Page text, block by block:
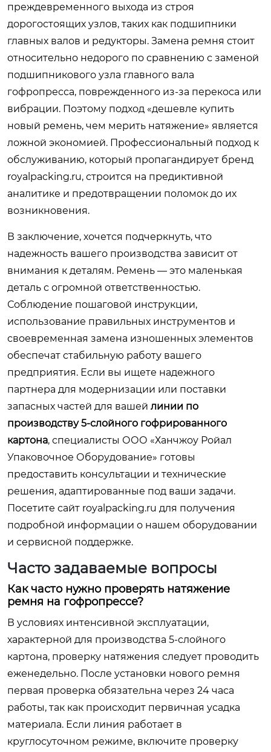
преждевременного выхода из строя
дорогостоящих узлов, таких как подшипники
главных валов и редукторы. Замена ремня стоит
относительно недорого по сравнению с заменой
подшипникового узла главного вала
гофропресса, поврежденного из-за перекоса или
вибрации. Поэтому подход «дешевле купить
новый ремень, чем мерить натяжение» является
ложной экономией. Профессиональный подход к
обслуживанию, который пропагандирует бренд
royalpacking.ru, строится на предиктивной
аналитике и предотвращении поломок до их
возникновения.
В заключение, хочется подчеркнуть, что
надежность вашего производства зависит от
внимания к деталям. Ремень — это маленькая
деталь с огромной ответственностью.
Соблюдение пошаговой инструкции,
использование правильных инструментов и
своевременная замена изношенных элементов
обеспечат стабильную работу вашего
предприятия. Если вы ищете надежного
партнера для модернизации или поставки
запасных частей для вашей линии по
производству 5-слойного гофрированного
картона, специалисты ООО «Ханчжоу Ройал
Упаковочное Оборудование» готовы
предоставить консультации и технические
решения, адаптированные под ваши задачи.
Посетите сайт royalpacking.ru для получения
подробной информации о нашем оборудовании
и сервисной поддержке.
Часто задаваемые вопросы
Как часто нужно проверять натяжение
ремня на гофропрессе?
В условиях интенсивной эксплуатации,
характерной для производства 5-слойного
картона, проверку натяжения следует проводить
еженедельно. После установки нового ремня
первая проверка обязательна через 24 часа
работы, так как происходит первичная усадка
материала. Если линия работает в
круглосуточном режиме, включите проверку